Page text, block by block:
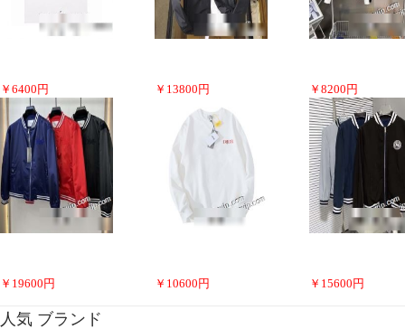
￥ 6400 円 ￥ 13800 円 ￥ 8200 円
￥ 19600 円 ￥ 10600 円 ￥ 15600 円
人気 ブランド